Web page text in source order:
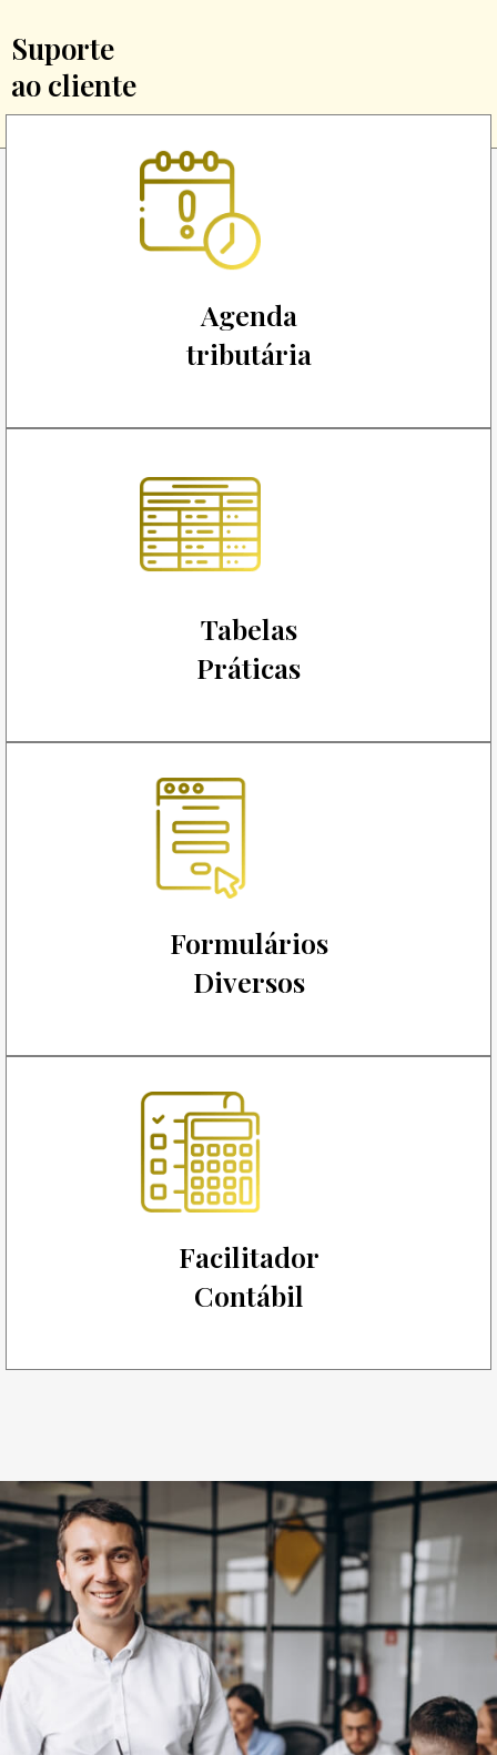
Suporte
ao cliente
Agenda
tributária
Tabelas
Práticas
Formulários
Diversos
Facilitador
Contábil